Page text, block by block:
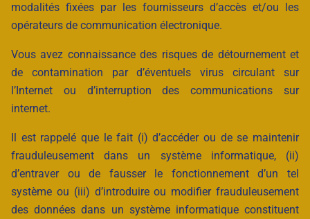
modalités fixées par les fournisseurs d’accès et/ou les
opérateurs de communication électronique.
Vous avez connaissance des risques de détournement et
de contamination par d’éventuels virus circulant sur
l’Internet ou d’interruption des communications sur
internet.
Il est rappelé que le fait (i) d’accéder ou de se maintenir
frauduleusement dans un système informatique, (ii)
d’entraver ou de fausser le fonctionnement d’un tel
système ou (iii) d’introduire ou modifier frauduleusement
des données dans un système informatique constituent